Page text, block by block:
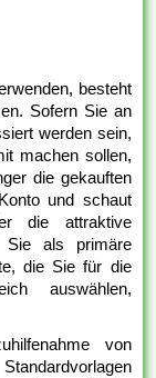
besteht
Sofern Sie an
werden sein,
machen sollen,
die gekauften
und schaut
die attraktive
Sie als primäre
die Sie für die
auswählen,
von